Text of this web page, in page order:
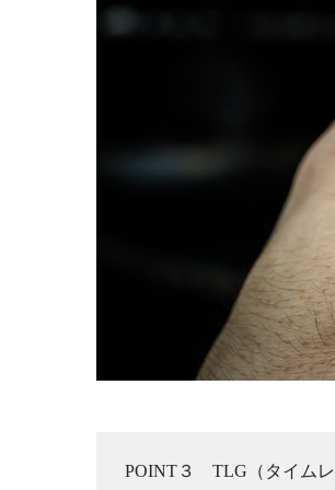
POINT３ TLG（タイム